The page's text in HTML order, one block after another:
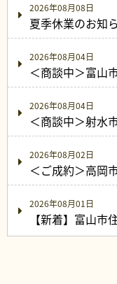
2026年08月08日
夏季休業のお知
2026年08月04日
＜商談中＞富山
2026年08月04日
＜商談中＞射水
2026年08月02日
＜ご成約＞高岡
2026年08月01日
【新着】富山